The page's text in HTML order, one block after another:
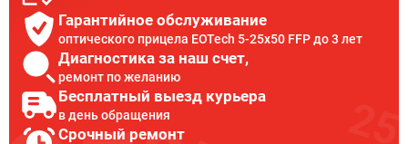
Гарантийное обслуживание
оптического прицела EOTech 5-25x50 FFP до 3 лет
Диагностика за наш счет,
ремонт по желанию
Бесплатный выезд курьера
в день обращения
Срочный ремонт